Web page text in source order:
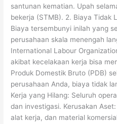
santunan kematian. Upah
bekerja (STMB). 2. Biaya Tidak
Biaya tersembunyi inilah yang
perusahaan skala menengah
International Labour
akibat kecelakaan kerja bisa
Produk Domestik Bruto (PDB)
perusahaan Anda, biaya tidak
Kerja yang Hilang: Seluruh
dan investigasi. Kerusakan
alat kerja, dan material